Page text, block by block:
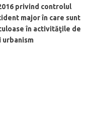
privind controlul
major în care sunt
în activităţile de